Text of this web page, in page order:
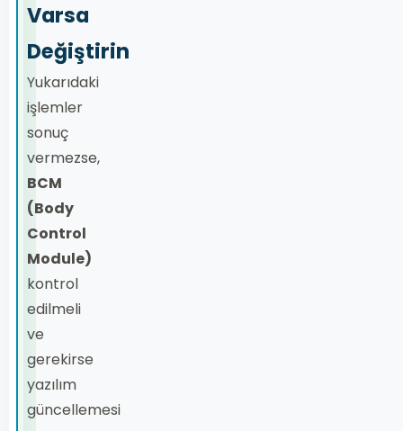
Varsa
Değiştirin
Yukarıdaki
işlemler
sonuç
vermezse,
BCM
(Body
Control
Module)
kontrol
edilmeli
ve
gerekirse
yazılım
güncellemesi